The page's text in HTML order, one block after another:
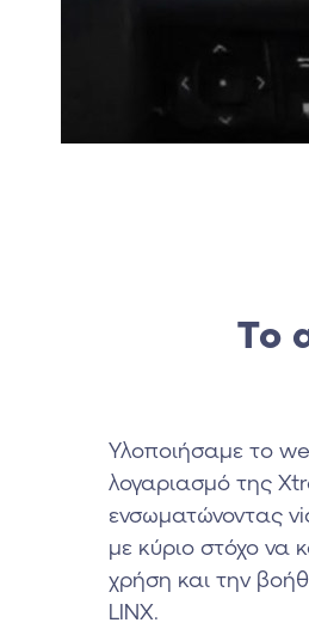
Το
Υλοποιήσαμε το
λογαριασμό της
ενσωματώνοντας
με κύριο στόχο να
χρήση και την
LINX.